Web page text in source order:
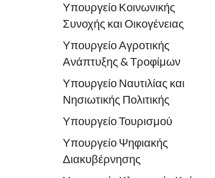
Υπουργείο Κοινωνικής
Συνοχής και Οικογένειας
Υπουργείο Αγροτικής
Ανάπτυξης & Τροφίμων
Υπουργείο Ναυτιλίας και
Νησιωτικής Πολιτικής
Υπουργείο Τουρισμού
Υπουργείο Ψηφιακής
Διακυβέρνησης